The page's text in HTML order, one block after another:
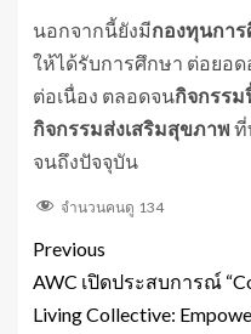
นอกจากนี้ยังมีกองทุนกา
ให้ได้รับการศึกษา ต่อยอ
ต่อเนื่อง ตลอดจนกิจกรร
กิจกรรมส่งเสริมสุขภาพ ที่
จนถึงปัจจุบัน
จำนวนคนดู 134
Previous
AWC เปิดประสบการณ์
Living Collective: